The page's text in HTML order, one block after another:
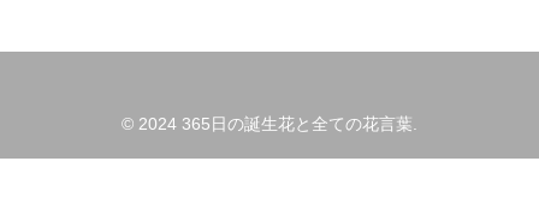
© 2024 365日の誕生花と全ての花言葉.